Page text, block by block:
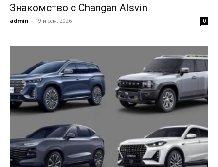
Знакомство с Changan Alsvin
admin - 19 июля, 2026 0